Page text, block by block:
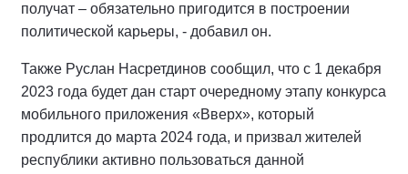
получат – обязательно пригодится в построении
политической карьеры, - добавил он.
Также Руслан Насретдинов сообщил, что с 1 декабря
2023 года будет дан старт очередному этапу конкурса
мобильного приложения «Вверх», который
продлится до марта 2024 года, и призвал жителей
республики активно пользоваться данной